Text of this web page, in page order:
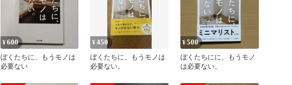
¥600
ぼくたちに、もうモノは
必要ない
¥450
ぼくたちに、もうモノは
必要ない。
¥500
ぼくたちにに、もうモノ
は必要ない。